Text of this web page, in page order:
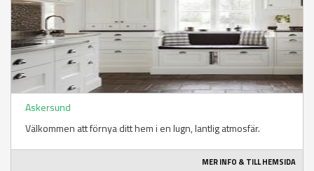
Askersund
Välkommen att förnya ditt hem i en lugn, lantlig atmosfär.
MER INFO & TILL HEMSIDA